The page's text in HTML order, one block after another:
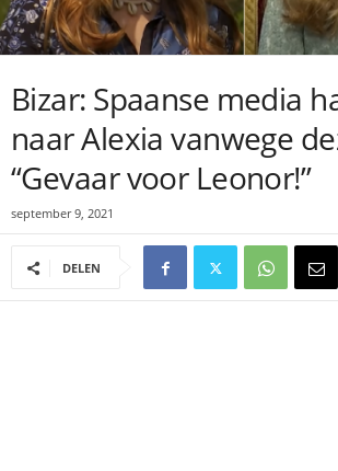
Bizar: Spaanse media
naar Alexia vanwege
“Gevaar voor Leonor!”
september 9, 2021
DELEN